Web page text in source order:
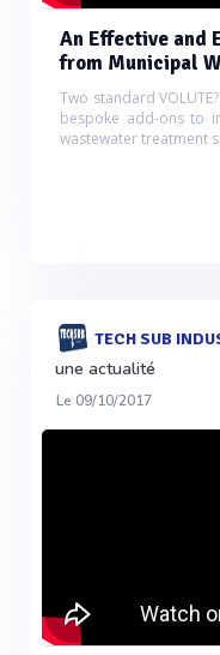
An Effective and
from Municipal
Two standard
bespoke add-ons to
wastewater treatment
TECH SUB
une actualité
Le 09/10/2017